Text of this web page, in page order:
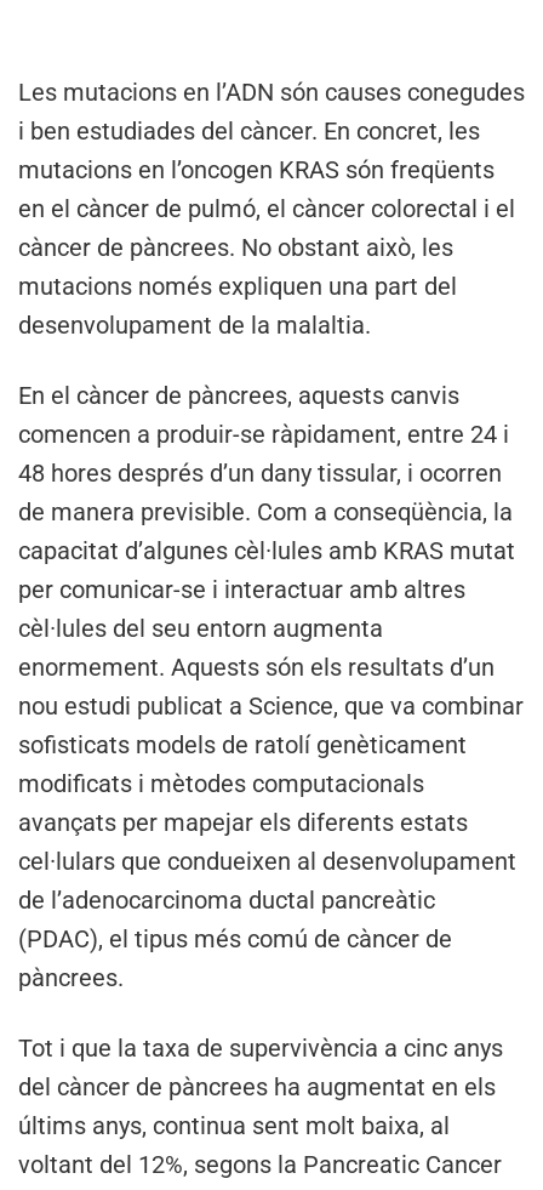
Les mutacions en l’ADN són causes conegudes
i ben estudiades del càncer. En concret, les
mutacions en l’oncogen KRAS són freqüents
en el càncer de pulmó, el càncer colorectal i el
càncer de pàncrees. No obstant això, les
mutacions només expliquen una part del
desenvolupament de la malaltia.
En el càncer de pàncrees, aquests canvis
comencen a produir-se ràpidament, entre 24 i
48 hores després d’un dany tissular, i ocorren
de manera previsible. Com a conseqüència, la
capacitat d’algunes cèl·lules amb KRAS mutat
per comunicar-se i interactuar amb altres
cèl·lules del seu entorn augmenta
enormement. Aquests són els resultats d’un
nou estudi publicat a Science, que va combinar
sofisticats models de ratolí genèticament
modificats i mètodes computacionals
avançats per mapejar els diferents estats
cel·lulars que condueixen al desenvolupament
de l’adenocarcinoma ductal pancreàtic
(PDAC), el tipus més comú de càncer de
pàncrees.
Tot i que la taxa de supervivència a cinc anys
del càncer de pàncrees ha augmentat en els
últims anys, continua sent molt baixa, al
voltant del 12%, segons la Pancreatic Cancer